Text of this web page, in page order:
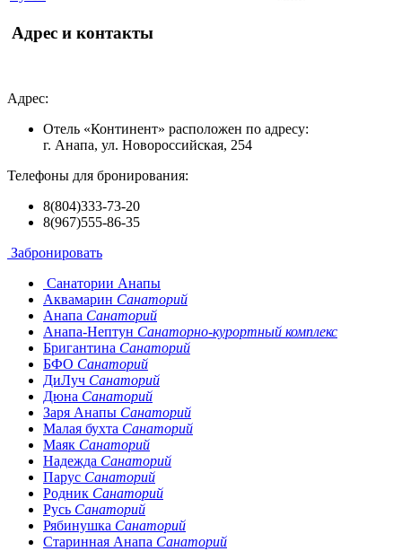
Адрес и контакты
Адрес:
Отель «Континент» расположен по адресу:
г. Анапа, ул. Новороссийская, 254
Телефоны для бронирования:
8(804)333-73-20
8(967)555-86-35
Забронировать
Санатории Анапы
Аквамарин Санаторий
Анапа Санаторий
Анапа-Нептун Санаторно-курортный комплекс
Бригантина Санаторий
БФО Санаторий
ДиЛуч Санаторий
Дюна Санаторий
Заря Анапы Санаторий
Малая бухта Санаторий
Маяк Санаторий
Надежда Санаторий
Парус Санаторий
Родник Санаторий
Русь Санаторий
Рябинушка Санаторий
Старинная Анапа Санаторий